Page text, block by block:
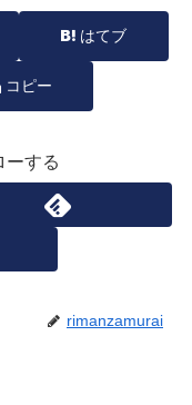
はてブ
コピー
ーする
rimanzamurai